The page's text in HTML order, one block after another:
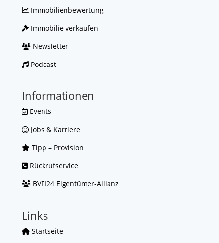
Immobilienbewertung
Immobilie verkaufen
Newsletter
Podcast
Informationen
Events
Jobs & Karriere
Tipp – Provision
Rückrufservice
BVFI24 Eigentümer-Allianz
Links
Startseite